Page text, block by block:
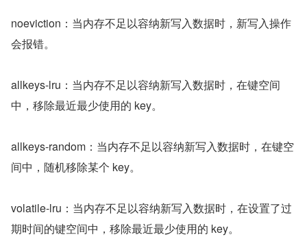
noeviction：当内存不足以容纳新写入数据时，新写入操作
会报错。
allkeys-lru：当内存不足以容纳新写入数据时，在键空间
中，移除最近最少使用的 key。
allkeys-random：当内存不足以容纳新写入数据时，在键空
间中，随机移除某个 key。
volatile-lru：当内存不足以容纳新写入数据时，在设置了过
期时间的键空间中，移除最近最少使用的 key。